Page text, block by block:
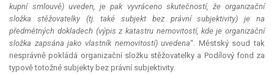
kupní smlouvě) uveden, je pak vyvráceno skutečností, že organizační
složka stěžovatelky (tj. také subjekt bez právní subjektivity) je na
předmětných dokladech (výpis z katastru nemovitostí, kde je organizační
složka zapsána jako vlastník nemovitostí) uvedena“. Městský soud tak
nesprávně pokládá organizační složku stěžovatelky a Podílový fond za
typově totožné subjekty bez právní subjektivity.